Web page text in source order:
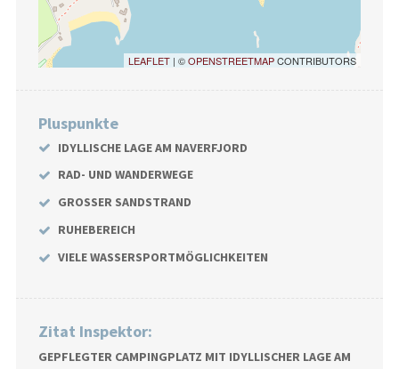
LEAFLET | ©OPENSTREETMAPCONTRIBUTORS
Pluspunkte
IDYLLISCHE LAGE AM NAVERFJORD
RAD- UND WANDERWEGE
GROSSER SANDSTRAND
RUHEBEREICH
VIELE WASSERSPORTMÖGLICHKEITEN
Zitat Inspektor:
GEPFLEGTER CAMPINGPLATZ MIT IDYLLISCHER LAGE AM